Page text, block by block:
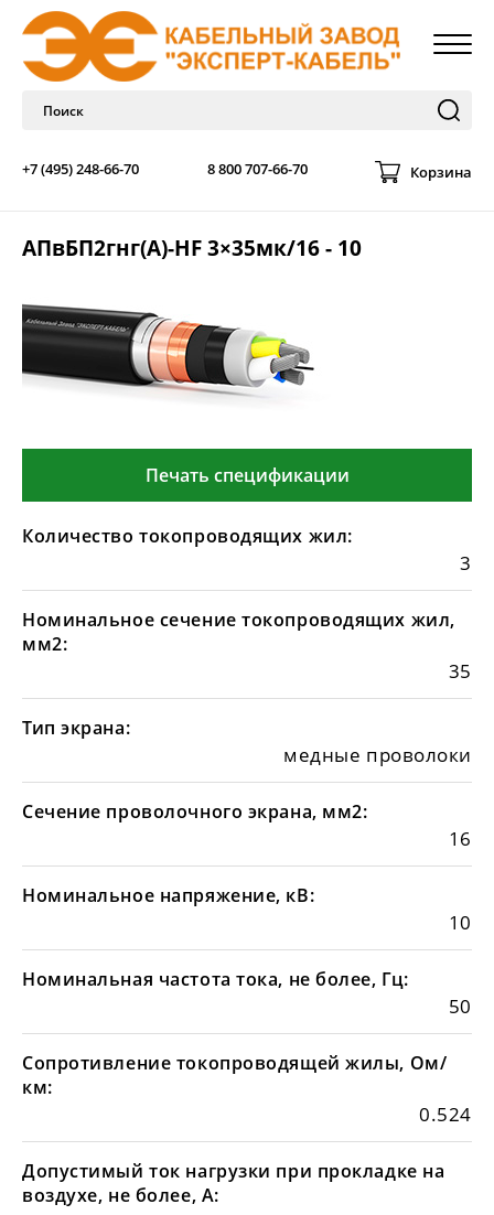
+7 (495) 248-66-70 8 800 707-66-70 Корзина
АПвБП2гнг(А)-HF 3×35мк/16 - 10
Печать спецификации
Количество токопроводящих жил:
3
Номинальное сечение токопроводящих жил,
мм2:
35
Тип экрана:
медные проволоки
Сечение проволочного экрана, мм2:
16
Номинальное напряжение, кВ:
10
Номинальная частота тока, не более, Гц:
50
Сопротивление токопроводящей жилы, Ом/
км:
0.524
Допустимый ток нагрузки при прокладке на
воздухе, не более, А: